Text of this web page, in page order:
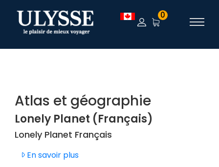
TEST 0
Atlas et géographie
Lonely Planet (Français)
Lonely Planet Français
En savoir plus